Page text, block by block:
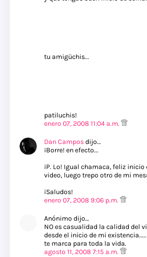
tu amigüchis...
patiluchis!
enero 07, 2008 11:04 a.m.
Dan Camposdijo…
¡Borre! en efecto...
¡P. Lo! Igual chamaca, feliz inicio
video, luego trepo otro de mi
¡Saludos!
enero 07, 2008 9:06 p.m.
Anónimo dijo…
NO es casualidad la calidad del
desde el inicio de mi
te marca para toda la vida.
agosto 11, 2008 7:15 a.m.